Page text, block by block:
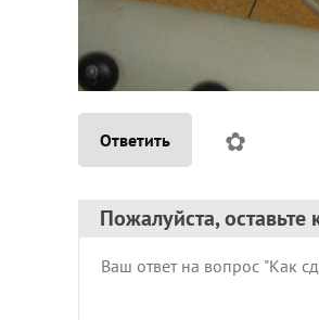
Ответить ✿
Пожалуйста,